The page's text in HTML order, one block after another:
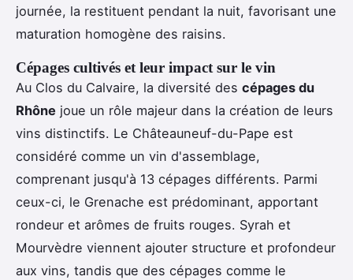
journée, la restituent pendant la nuit, favorisant une
maturation homogène des raisins.
Cépages cultivés et leur impact sur le vin
Au Clos du Calvaire, la diversité des cépages du
Rhône joue un rôle majeur dans la création de leurs
vins distinctifs. Le Châteauneuf-du-Pape est
considéré comme un vin d'assemblage,
comprenant jusqu'à 13 cépages différents. Parmi
ceux-ci, le Grenache est prédominant, apportant
rondeur et arômes de fruits rouges. Syrah et
Mourvèdre viennent ajouter structure et profondeur
aux vins, tandis que des cépages comme le